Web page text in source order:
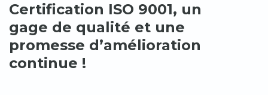
Certification ISO 9001, un
gage de qualité et une
promesse d’amélioration
continue !